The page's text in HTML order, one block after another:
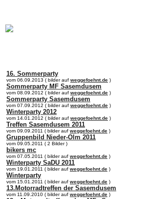
16. Sommerparty
vom 06.09.2013 ( bilder auf weggefoehnt.de )
Sommerparty MF Sasemdusem
vom 08.09.2012 ( bilder auf weggefoehnt.de )
Sommerparty Sasemdusem
vom 07.09.2012 ( bilder auf weggefoehnt.de )
Winterparty 2012
vom 14.01.2012 ( bilder auf weggefoehnt.de )
Treffen Sasemdusem 2011
vom 09.09.2011 ( bilder auf weggefoehnt.de )
Gruppenbild Nieder-Olm 2011
vom 09.05.2011 ( 2 Bilder )
bikers mc
vom 07.05.2011 ( bilder auf weggefoehnt.de )
Winterparty SaDU 2011
vom 19.01.2011 ( bilder auf weggefoehnt.de )
Winterparty
vom 15.01.2011 ( bilder auf weggefoehnt.de )
13.Motorradtreffen der Sasemdusem
vom 11.09.2010 ( bilder auf weggefoehnt.de )